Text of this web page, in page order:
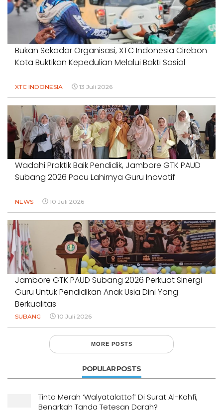
Bukan Sekadar Organisasi, XTC Indonesia Cirebon
Kota Buktikan Kepedulian Melalui Bakti Sosial
XTC INDONESIA 13 Juli 2026
Wadahi Praktik Baik Pendidik, Jambore GTK PAUD
Subang 2026 Pacu Lahirnya Guru Inovatif
NEWS 10 Juli 2026
Jambore GTK PAUD Subang 2026 Perkuat Sinergi
Guru Untuk Pendidikan Anak Usia Dini Yang
Berkualitas
SUBANG 10 Juli 2026
MORE POSTS
POPULAR POSTS
Tinta Merah ‘Walyatalattof’ Di Surat Al-Kahfi,
Benarkah Tanda Tetesan Darah?